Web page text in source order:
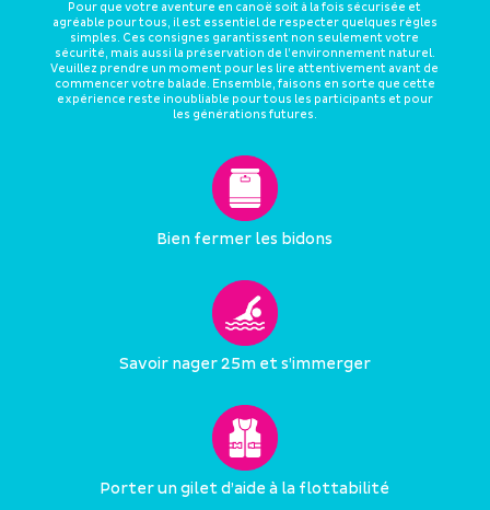
Pour que votre aventure en canoë soit à la fois sécurisée et
agréable pour tous, il est essentiel de respecter quelques règles
simples. Ces consignes garantissent non seulement votre
sécurité, mais aussi la préservation de l’environnement naturel.
Veuillez prendre un moment pour les lire attentivement avant de
commencer votre balade. Ensemble, faisons en sorte que cette
expérience reste inoubliable pour tous les participants et pour
les générations futures.
Bien fermer les bidons
Savoir nager 25m et s’immerger
Porter un gilet d’aide à la flottabilité